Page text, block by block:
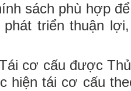
sách phù hợp
triển thuận
cơ cấu được
hiện tái cơ cấu